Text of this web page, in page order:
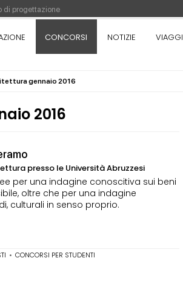
CONCORSI NOTIZIE VIAGGI
gennaio 2016
2016
presso le Università Abruzzesi
per una indagine conoscitiva sui beni
oltre che per una indagine
culturali in senso proprio.
• CONCORSI PER STUDENTI
di progettazione
speciale
procedura aperta due fasi Montepremi: 18.000 euro